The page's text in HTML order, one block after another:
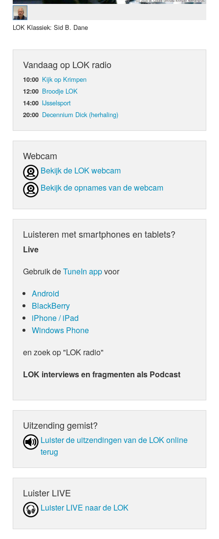
LOK Klassiek: Sid B. Dane
Vandaag op LOK radio
10:00 Kijk op Krimpen
12:00 Broodje LOK
14:00 IJsselsport
20:00 Decennium Dick (herhaling)
Webcam
Bekijk de LOK webcam
Bekijk de opnames van de webcam
Luisteren met smartphones en tablets?
Live
Gebruik deTuneIn appvoor
Android
BlackBerry
iPhone / iPad
Windows Phone
en zoek op "LOK radio"
LOK interviews en fragmenten als Podcast
Uitzending gemist?
Luister de uit­zen­din­gen van de LOK online
terug
Luister LIVE
Luister LIVE naar de LOK